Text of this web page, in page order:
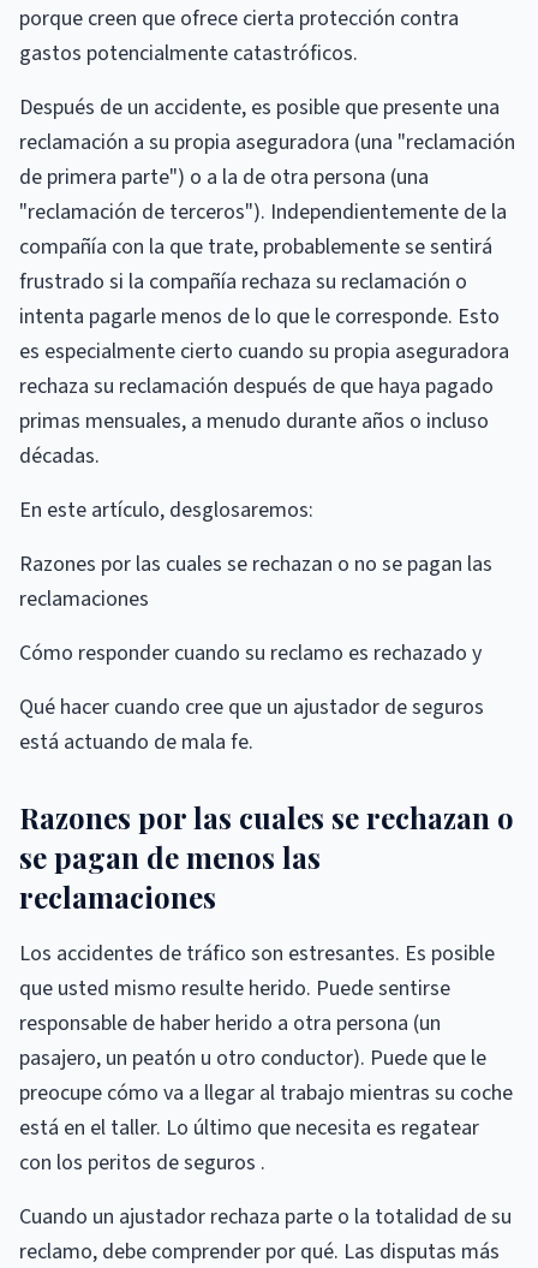
porque creen que ofrece cierta protección contra
gastos potencialmente catastróficos.
Después de un accidente, es posible que presente una
reclamación a su propia aseguradora (una "reclamación
de primera parte") o a la de otra persona (una
"reclamación de terceros"). Independientemente de la
compañía con la que trate, probablemente se sentirá
frustrado si la compañía rechaza su reclamación o
intenta pagarle menos de lo que le corresponde. Esto
es especialmente cierto cuando su propia aseguradora
rechaza su reclamación después de que haya pagado
primas mensuales, a menudo durante años o incluso
décadas.
En este artículo, desglosaremos:
Razones por las cuales se rechazan o no se pagan las
reclamaciones
Cómo responder cuando su reclamo es rechazado y
Qué hacer cuando cree que un ajustador de seguros
está actuando de mala fe.
Razones por las cuales se rechazan o
se pagan de menos las
reclamaciones
Los accidentes de tráfico son estresantes. Es posible
que usted mismo resulte herido. Puede sentirse
responsable de haber herido a otra persona (un
pasajero, un peatón u otro conductor). Puede que le
preocupe cómo va a llegar al trabajo mientras su coche
está en el taller. Lo último que necesita es regatear
con los peritos de seguros .
Cuando un ajustador rechaza parte o la totalidad de su
reclamo, debe comprender por qué. Las disputas más